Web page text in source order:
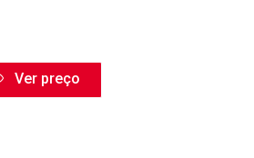
Ver preço